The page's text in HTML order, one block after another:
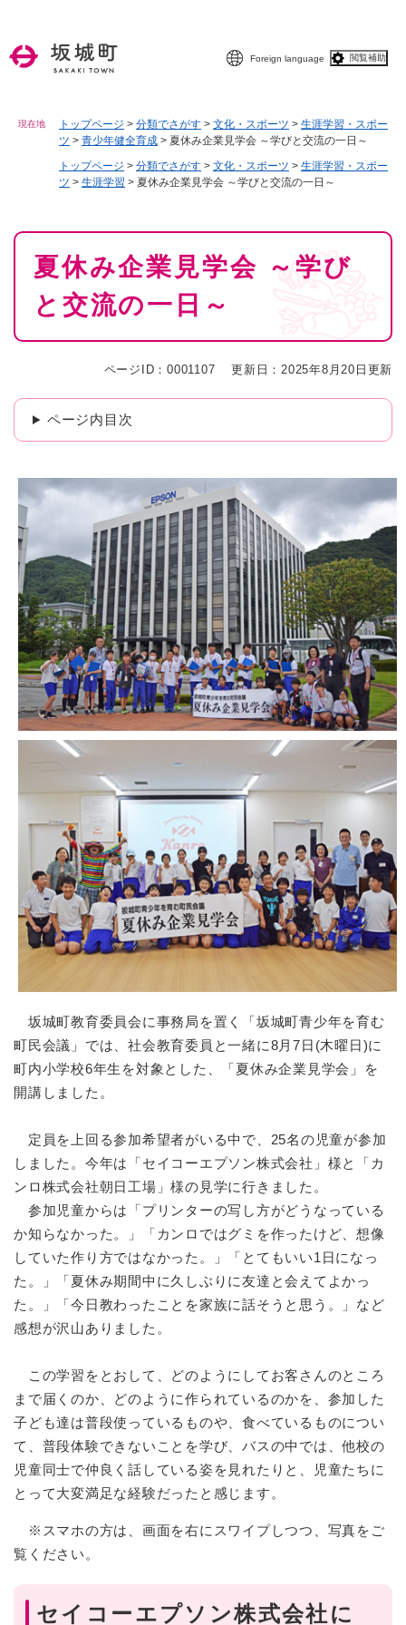
Foreign language 閲覧補助
現在地 トップページ > 分類でさがす > 文化・スポーツ > 生涯学習・スポー
ツ > 青少年健全育成 > 夏休み企業見学会 ～学びと交流の一日～
トップページ > 分類でさがす > 文化・スポーツ > 生涯学習・スポー
ツ > 生涯学習 > 夏休み企業見学会 ～学びと交流の一日～
本
夏休み企業見学会 ～学び
と交流の一日～
ページID：0001107 更新日：2025年8月20日更新
ページ内目次
坂城町教育委員会に事務局を置く「坂城町青少年を育む
町民会議」では、社会教育委員と一緒に8月7日(木曜日)に
町内小学校6年生を対象とした、「夏休み企業見学会」を
開講しました。
定員を上回る参加希望者がいる中で、25名の児童が参加
しました。今年は「セイコーエプソン株式会社」様と「カ
ンロ株式会社朝日工場」様の見学に行きました。
参加児童からは「プリンターの写し方がどうなっている
か知らなかった。」「カンロではグミを作ったけど、想像
していた作り方ではなかった。」「とてもいい1日になっ
た。」「夏休み期間中に久しぶりに友達と会えてよかっ
た。」「今日教わったことを家族に話そうと思う。」など
感想が沢山ありました。
この学習をとおして、どのようにしてお客さんのところ
まで届くのか、どのように作られているのかを、参加した
子ども達は普段使っているものや、食べているものについ
て、普段体験できないことを学び、バスの中では、他校の
児童同士で仲良く話している姿を見れたりと、児童たちに
とって大変満足な経験だったと感じます。
※スマホの方は、画面を右にスワイプしつつ、写真をご
覧ください。
セイコーエプソン株式会社に